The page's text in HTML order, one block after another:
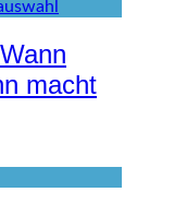
macht